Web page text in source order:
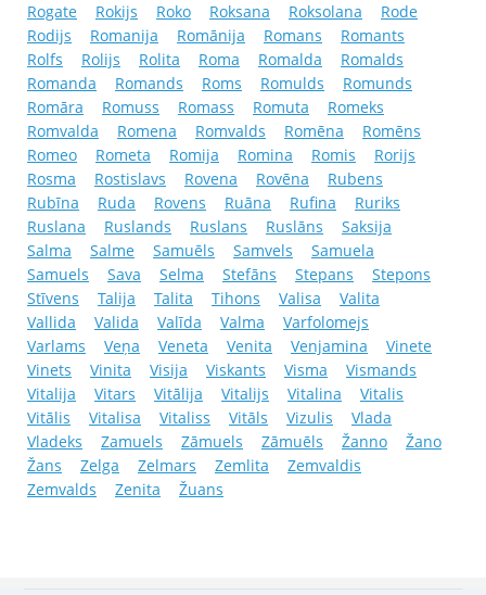
Rogate
Rokijs Roko Roksana Roksolana
Rode
Rodijs
Romanija Romānija Romans
Romants
Rolfs
Rolijs Rolita Roma Romalda
Romalds
Romanda
Romands Roms Romulds
Romunds
Romāra
Romuss Romass Romuta
Romeks
Romvalda
Romena Romvalds Romēna
Romēns
Romeo
Rometa Romija Romina Romis
Rorijs
Rosma
Rostislavs Rovena Rovēna
Rubens
Rubīna
Ruda Rovens Ruāna Rufina
Ruriks
Ruslana
Ruslands Ruslans Ruslāns
Saksija
Salma
Salme Samuēls Samvels
Samuela
Samuels
Sava Selma Stefāns Stepans
Stepons
Stīvens
Talija Talita Tihons Valisa
Valita
Vallida
Valida Valīda Valma
Varfolomejs
Varlams
Veņa Veneta Venita Venjamina
Vinete
Vinets
Vinita Visija Viskants Visma
Vismands
Vitalija
Vitars Vitālija Vitalijs Vitalina
Vitalis
Vitālis
Vitalisa Vitaliss Vitāls Vizulis
Vlada
Vladeks
Zamuels Zāmuels Zāmuēls Žanno
Žano
Žans
Zelga Zelmars Zemlita
Zemvaldis
Zemvalds
Zenita Žuans